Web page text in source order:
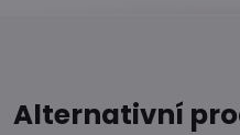
Alternativní